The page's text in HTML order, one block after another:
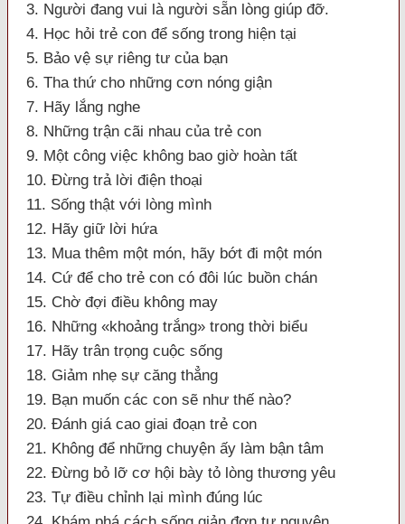
3. Người đang vui là người sẵn lòng giúp đỡ.
4. Học hỏi trẻ con để sống trong hiện tại
5. Bảo vệ sự riêng tư của bạn
6. Tha thứ cho những cơn nóng giận
7. Hãy lắng nghe
8. Những trận cãi nhau của trẻ con
9. Một công việc không bao giờ hoàn tất
10. Đừng trả lời điện thoại
11. Sống thật với lòng mình
12. Hãy giữ lời hứa
13. Mua thêm một món, hãy bớt đi một món
14. Cứ để cho trẻ con có đôi lúc buồn chán
15. Chờ đợi điều không may
16. Những «khoảng trắng» trong thời biểu
17. Hãy trân trọng cuộc sống
18. Giảm nhẹ sự căng thẳng
19. Bạn muốn các con sẽ như thế nào?
20. Đánh giá cao giai đoạn trẻ con
21. Không để những chuyện ấy làm bận tâm
22. Đừng bỏ lỡ cơ hội bày tỏ lòng thương yêu
23. Tự điều chỉnh lại mình đúng lúc